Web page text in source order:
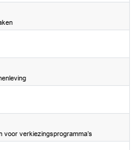
voor verkiezingsprogramma’s